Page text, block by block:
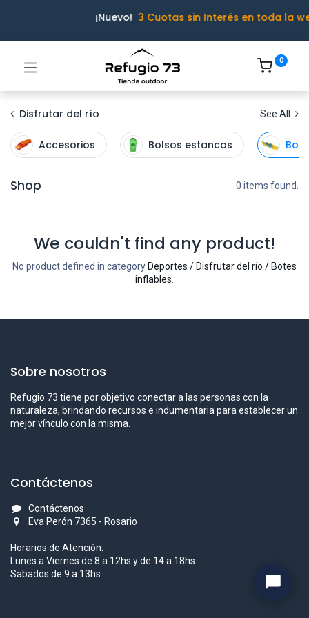
¡Nuevo! 3 Cuotas sin Interés en toda la
0
Disfrutar del río See All
Accesorios Bolsos estancos
Shop 0 items found.
We couldn't find any product!
No product defined in category Deportes / Disfrutar del río / Botes
inflables
Ivo · Refugio 73
● En línea
Sobre nosotros
Refugio 73 tiene por objetivo conectar a las personas con la
naturaleza, brindando recursos e indumentaria para establecer un
mejor vínculo con la misma.
Contáctenos
Contáctenos
Eva Perón 7365 - Rosario
Horarios de Atención:
Lunes a Viernes de 8 a 12hs y de 14 a 18hs
Sabados de 9 a 13hs